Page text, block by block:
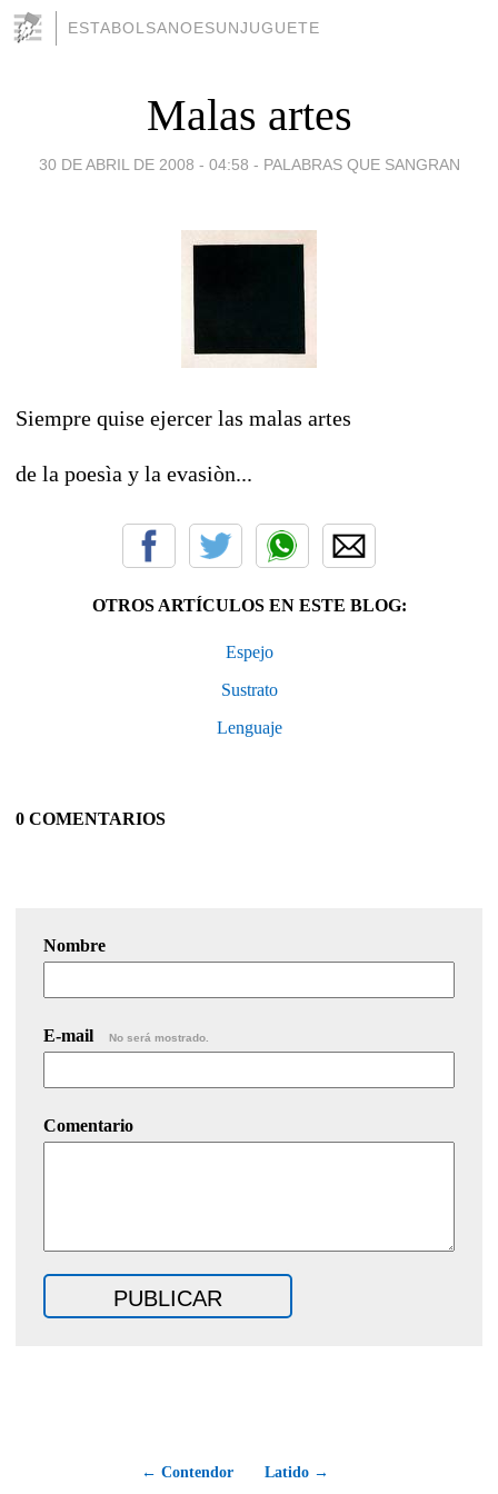
ESTABOLSANOESUNJUGUETE
Malas artes
30 DE ABRIL DE 2008 - 04:58 - PALABRAS QUE SANGRAN
Siempre quise ejercer las malas artes
de la poesìa y la evasiòn...
OTROS ARTÍCULOS EN ESTE BLOG:
Espejo
Sustrato
Lenguaje
0 COMENTARIOS
Nombre
E-mail No será mostrado.
Comentario
← Contendor Latido →